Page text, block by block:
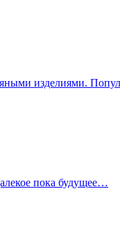
изделиями.
пока будущее…